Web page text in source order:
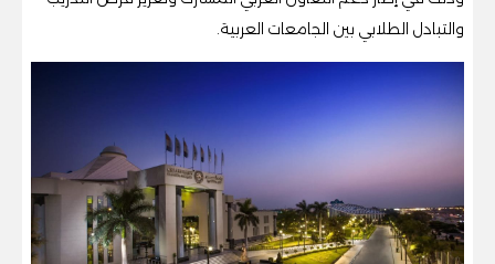
والتبادل الطلابي بين الجامعات العربية.